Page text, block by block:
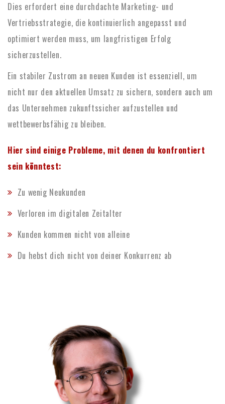
Dies erfordert eine durchdachte Marketing- und
Vertriebsstrategie, die kontinuierlich angepasst und
optimiert werden muss, um langfristigen Erfolg
sicherzustellen.
Ein stabiler Zustrom an neuen Kunden ist essenziell, um
nicht nur den aktuellen Umsatz zu sichern, sondern auch um
das Unternehmen zukunftssicher aufzustellen und
wettbewerbsfähig zu bleiben.
Hier sind einige Probleme, mit denen du konfrontiert
sein könntest:
Zu wenig Neukunden
Verloren im digitalen Zeitalter
Kunden kommen nicht von alleine
Du hebst dich nicht von deiner Konkurrenz ab